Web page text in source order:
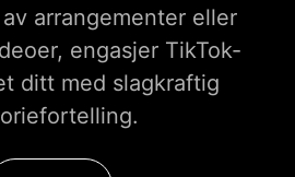
arrangementer eller
engasjer TikTok-
ditt med slagkraftig